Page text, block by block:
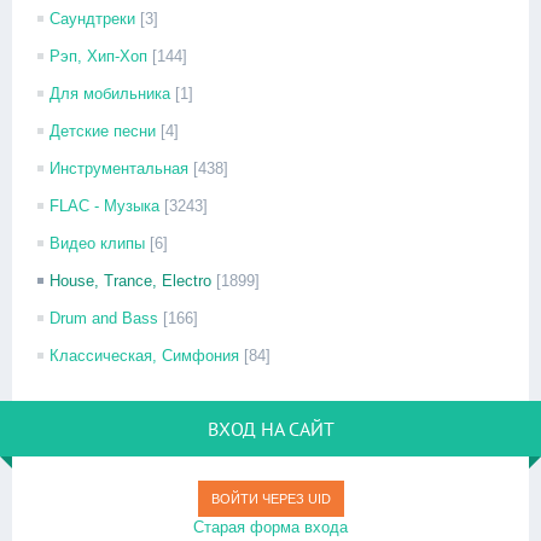
Саундтреки [3]
Рэп, Хип-Хоп [144]
Для мобильника [1]
Детские песни [4]
Инструментальная [438]
FLAC - Музыка [3243]
Видео клипы [6]
House, Trance, Electro [1899]
Drum and Bass [166]
Классическая, Симфония [84]
ВХОД НА САЙТ
ВОЙТИ ЧЕРЕЗ UID
Старая форма входа